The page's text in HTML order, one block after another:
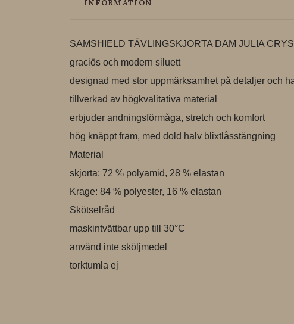
INFORMATION
SAMSHIELD TÄVLINGSKJORTA DAM JULIA
graciös och modern siluett
designad med stor uppmärksamhet på detaljer och
tillverkad av högkvalitativa material
erbjuder andningsförmåga, stretch och komfort
hög knäppt fram, med dold halv blixtlåsstängning
Material
skjorta: 72 % polyamid, 28 % elastan
Krage: 84 % polyester, 16 % elastan
Skötselråd
maskintvättbar upp till 30°C
använd inte sköljmedel
torktumla ej